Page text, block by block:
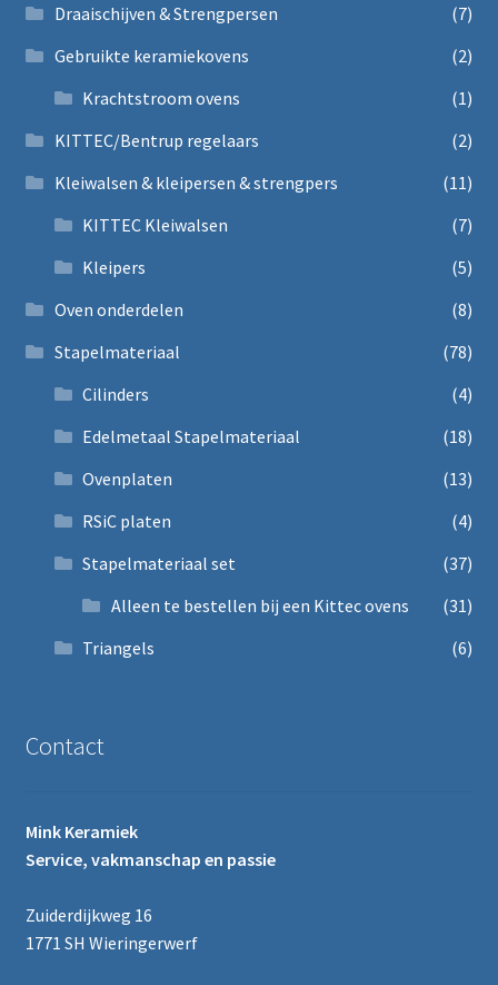
Draaischijven & Strengpersen
(7)
Gebruikte keramiekovens
(2)
Krachtstroom ovens
(1)
KITTEC/Bentrup regelaars
(2)
Kleiwalsen & kleipersen & strengpers
(11)
KITTEC Kleiwalsen
(7)
Kleipers
(5)
Oven onderdelen
(8)
Stapelmateriaal
(78)
Cilinders
(4)
Edelmetaal Stapelmateriaal
(18)
Ovenplaten
(13)
RSiC platen
(4)
Stapelmateriaal set
(37)
Alleen te bestellen bij een Kittec ovens
(31)
Triangels
(6)
Contact
Mink Keramiek
Service, vakmanschap en passie
Zuiderdijkweg 16
1771 SH Wieringerwerf